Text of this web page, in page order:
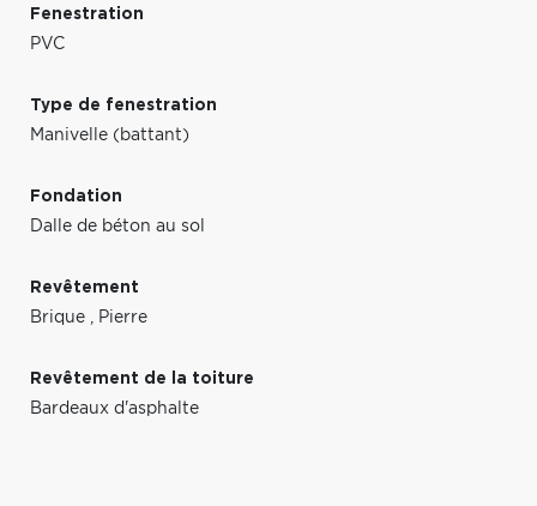
Fenestration
PVC
Type de fenestration
Manivelle (battant)
Fondation
Dalle de béton au sol
Revêtement
Brique , Pierre
Revêtement de la toiture
Bardeaux d'asphalte